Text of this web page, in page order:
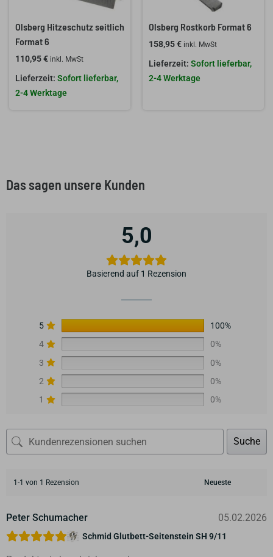
Olsberg Hitzeschutz seitlich
Format 6
110,95€ inkl. MwSt
Sofort lieferbar,
2-4 Werktage
Olsberg Rostkorb Format 6
158,95€ inkl. MwSt
Sofort lieferbar,
2-4 Werktage
Das sagen unsere Kunden
5,0
Basierend auf 1 Rezension
5
100%
4
0%
3
0%
2
0%
1
0%
Suche
1-1 von 1 Rezension
Peter Schumacher 05.02.2026
Schmid Glutbett-Seitenstein SH 9/11